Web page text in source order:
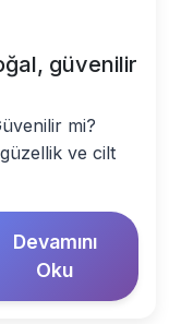
güvenilir
mi?
ve cilt
Devamını
Oku